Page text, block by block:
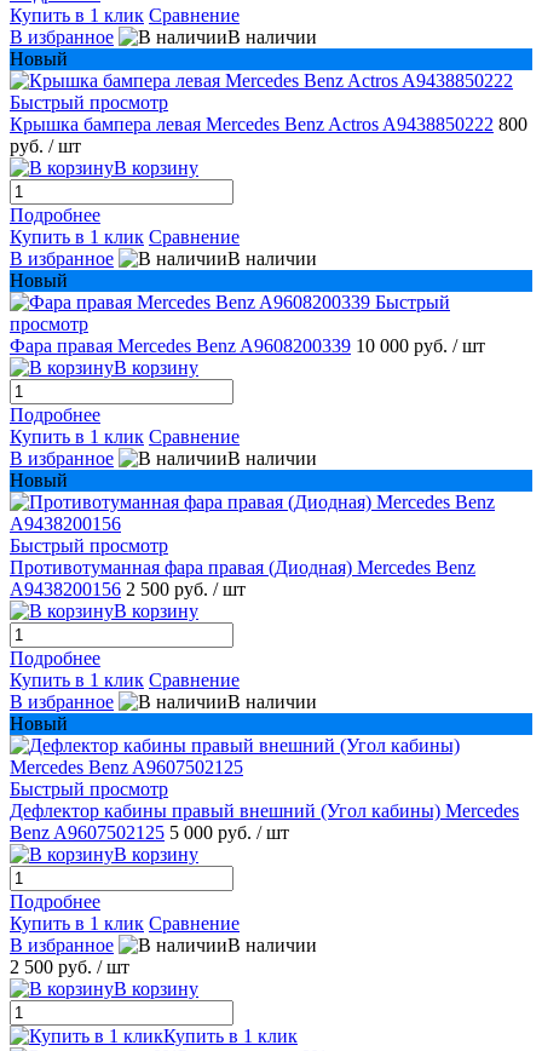
Купить в 1 клик Сравнение
В избранное
В наличии
Новый
Быстрый просмотр
Крышка бампера левая Mercedes Benz Actros A9438850222 800
руб. / шт
В корзину
Подробнее
Купить в 1 клик Сравнение
В избранное
В наличии
Новый
Быстрый
просмотр
Фара правая Mercedes Benz A9608200339 10 000 руб. / шт
В корзину
Подробнее
Купить в 1 клик Сравнение
В избранное
В наличии
Новый
Быстрый просмотр
Противотуманная фара правая (Диодная) Mercedes Benz
A9438200156 2 500 руб. / шт
В корзину
Подробнее
Купить в 1 клик Сравнение
В избранное
В наличии
Новый
Быстрый просмотр
Дефлектор кабины правый внешний (Угол кабины) Mercedes
Benz A9607502125 5 000 руб. / шт
В корзину
Подробнее
Купить в 1 клик Сравнение
В избранное
В наличии
2 500 руб. / шт
В корзину
Купить в 1 клик